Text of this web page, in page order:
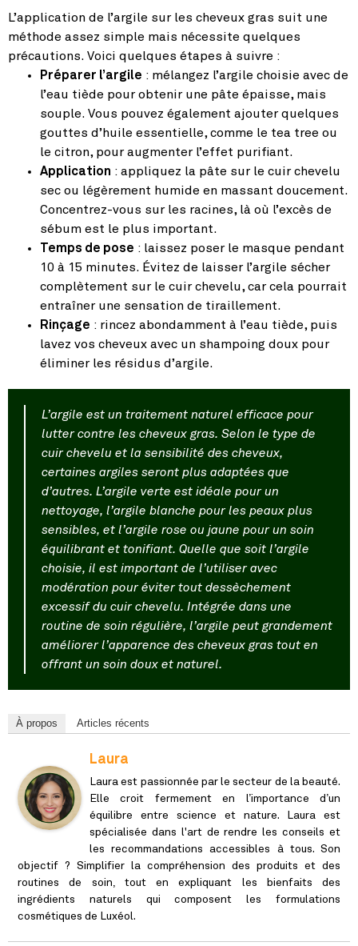
L’application de l’argile sur les cheveux gras suit une
méthode assez simple mais nécessite quelques
précautions. Voici quelques étapes à suivre :
Préparer l’argile : mélangez l’argile choisie avec de
l’eau tiède pour obtenir une pâte épaisse, mais
souple. Vous pouvez également ajouter quelques
gouttes d’huile essentielle, comme le tea tree ou
le citron, pour augmenter l’effet purifiant.
Application : appliquez la pâte sur le cuir chevelu
sec ou légèrement humide en massant doucement.
Concentrez-vous sur les racines, là où l’excès de
sébum est le plus important.
Temps de pose : laissez poser le masque pendant
10 à 15 minutes. Évitez de laisser l’argile sécher
complètement sur le cuir chevelu, car cela pourrait
entraîner une sensation de tiraillement.
Rinçage : rincez abondamment à l’eau tiède, puis
lavez vos cheveux avec un shampoing doux pour
éliminer les résidus d’argile.
L’argile est un traitement naturel efficace pour
lutter contre les cheveux gras. Selon le type de
cuir chevelu et la sensibilité des cheveux,
certaines argiles seront plus adaptées que
d’autres. L’argile verte est idéale pour un
nettoyage, l’argile blanche pour les peaux plus
sensibles, et l’argile rose ou jaune pour un soin
équilibrant et tonifiant. Quelle que soit l’argile
choisie, il est important de l’utiliser avec
modération pour éviter tout dessèchement
excessif du cuir chevelu. Intégrée dans une
routine de soin régulière, l’argile peut grandement
améliorer l’apparence des cheveux gras tout en
offrant un soin doux et naturel.
À propos Articles récents
Laura
Laura est passionnée par le secteur de la beauté.
Elle croit fermement en l’importance d’un
équilibre entre science et nature. Laura est
spécialisée dans l'art de rendre les conseils et
les recommandations accessibles à tous. Son
objectif ? Simplifier la compréhension des produits et des
routines de soin, tout en expliquant les bienfaits des
ingrédients naturels qui composent les formulations
cosmétiques de Luxéol.